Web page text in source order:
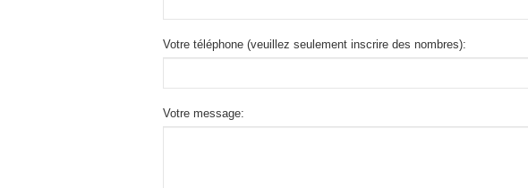
Votre téléphone (veuillez seulement inscrire des nombres):
Votre message: